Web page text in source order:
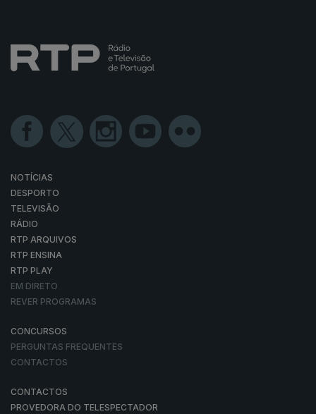
NOTÍCIAS
DESPORTO
TELEVISÃO
RÁDIO
RTP ARQUIVOS
RTP ENSINA
RTP PLAY
EM DIRETO
REVER PROGRAMAS
CONCURSOS
PERGUNTAS FREQUENTES
CONTACTOS
CONTACTOS
PROVEDORA DO TELESPECTADOR